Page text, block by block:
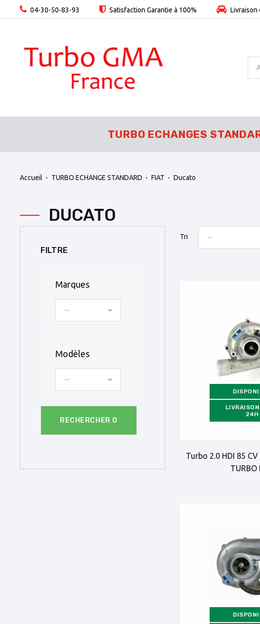
04-30-50-83-93 Satisfaction Garantie à 100% Livraison
TURBO ECHANGES
Accueil TURBO ECHANGE STANDARD FIAT Ducato
DUCATO
Tri --
24H
Turbo 2.0 HDI 85
TURBO
FILTRE
Marques
--
Modèles
--
RECHERCHER 0